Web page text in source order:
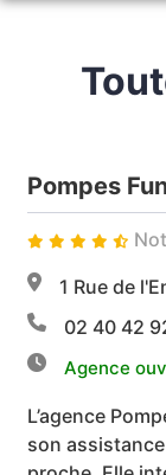
ORGANISER
SERVICES AUX
MARBRERIE
GUÉRANDE
HERBIGNAC
POULIGUEN
SAINT-NAZAIRE
NOS CHAMBRES
GUÉRANDE
LA TURBALLE
MONTOIR-DE-
ESPACES
DÉVIS
Pompes
1 Rue de
02 40 42
Agence
L’agence
son